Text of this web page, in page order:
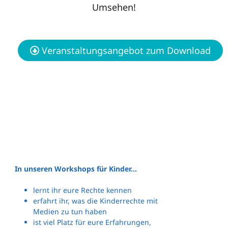
In unseren Workshops für Kinder…
lernt ihr eure Rechte kennen
erfahrt ihr, was die Kinderrechte mit
Medien zu tun haben
ist viel Platz für eure Erfahrungen,
Umsehen!
Veranstaltungsangebot zum Download